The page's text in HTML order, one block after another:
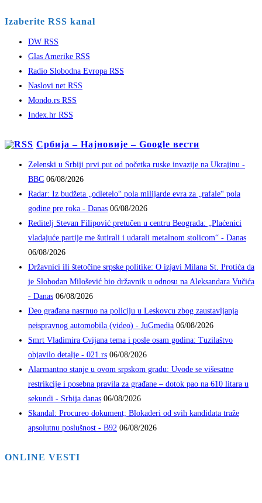
Izaberite RSS kanal
DW RSS
Glas Amerike RSS
Radio Slobodna Evropa RSS
Naslovi.net RSS
Mondo.rs RSS
Index.hr RSS
Србија – Најновије – Google вести
Zelenski u Srbiji prvi put od početka ruske invazije na Ukrajinu -
BBC 06/08/2026
Radar: Iz budžeta „odletelo“ pola milijarde evra za „rafale“ pola
godine pre roka - Danas 06/08/2026
Reditelj Stevan Filipović pretučen u centru Beograda: „Plaćenici
vladajuće partije me šutirali i udarali metalnom stolicom“ - Danas
06/08/2026
Državnici ili štetočine srpske politike: O izjavi Milana St. Protića da
je Slobodan Milošević bio državnik u odnosu na Aleksandara Vučića
- Danas 06/08/2026
Deo građana nasrnuo na policiju u Leskovcu zbog zaustavljanja
neispravnog automobila (video) - JuGmedia 06/08/2026
Smrt Vladimira Cvijana tema i posle osam godina: Tuzilaštvo
objavilo detalje - 021.rs 06/08/2026
Alarmantno stanje u ovom srpskom gradu: Uvode se višesatne
restrikcije i posebna pravila za građane – dotok pao na 610 litara u
sekundi - Srbija danas 06/08/2026
Skandal: Procureo dokument; Blokaderi od svih kandidata traže
apsolutnu poslušnost - B92 06/08/2026
ONLINE VESTI